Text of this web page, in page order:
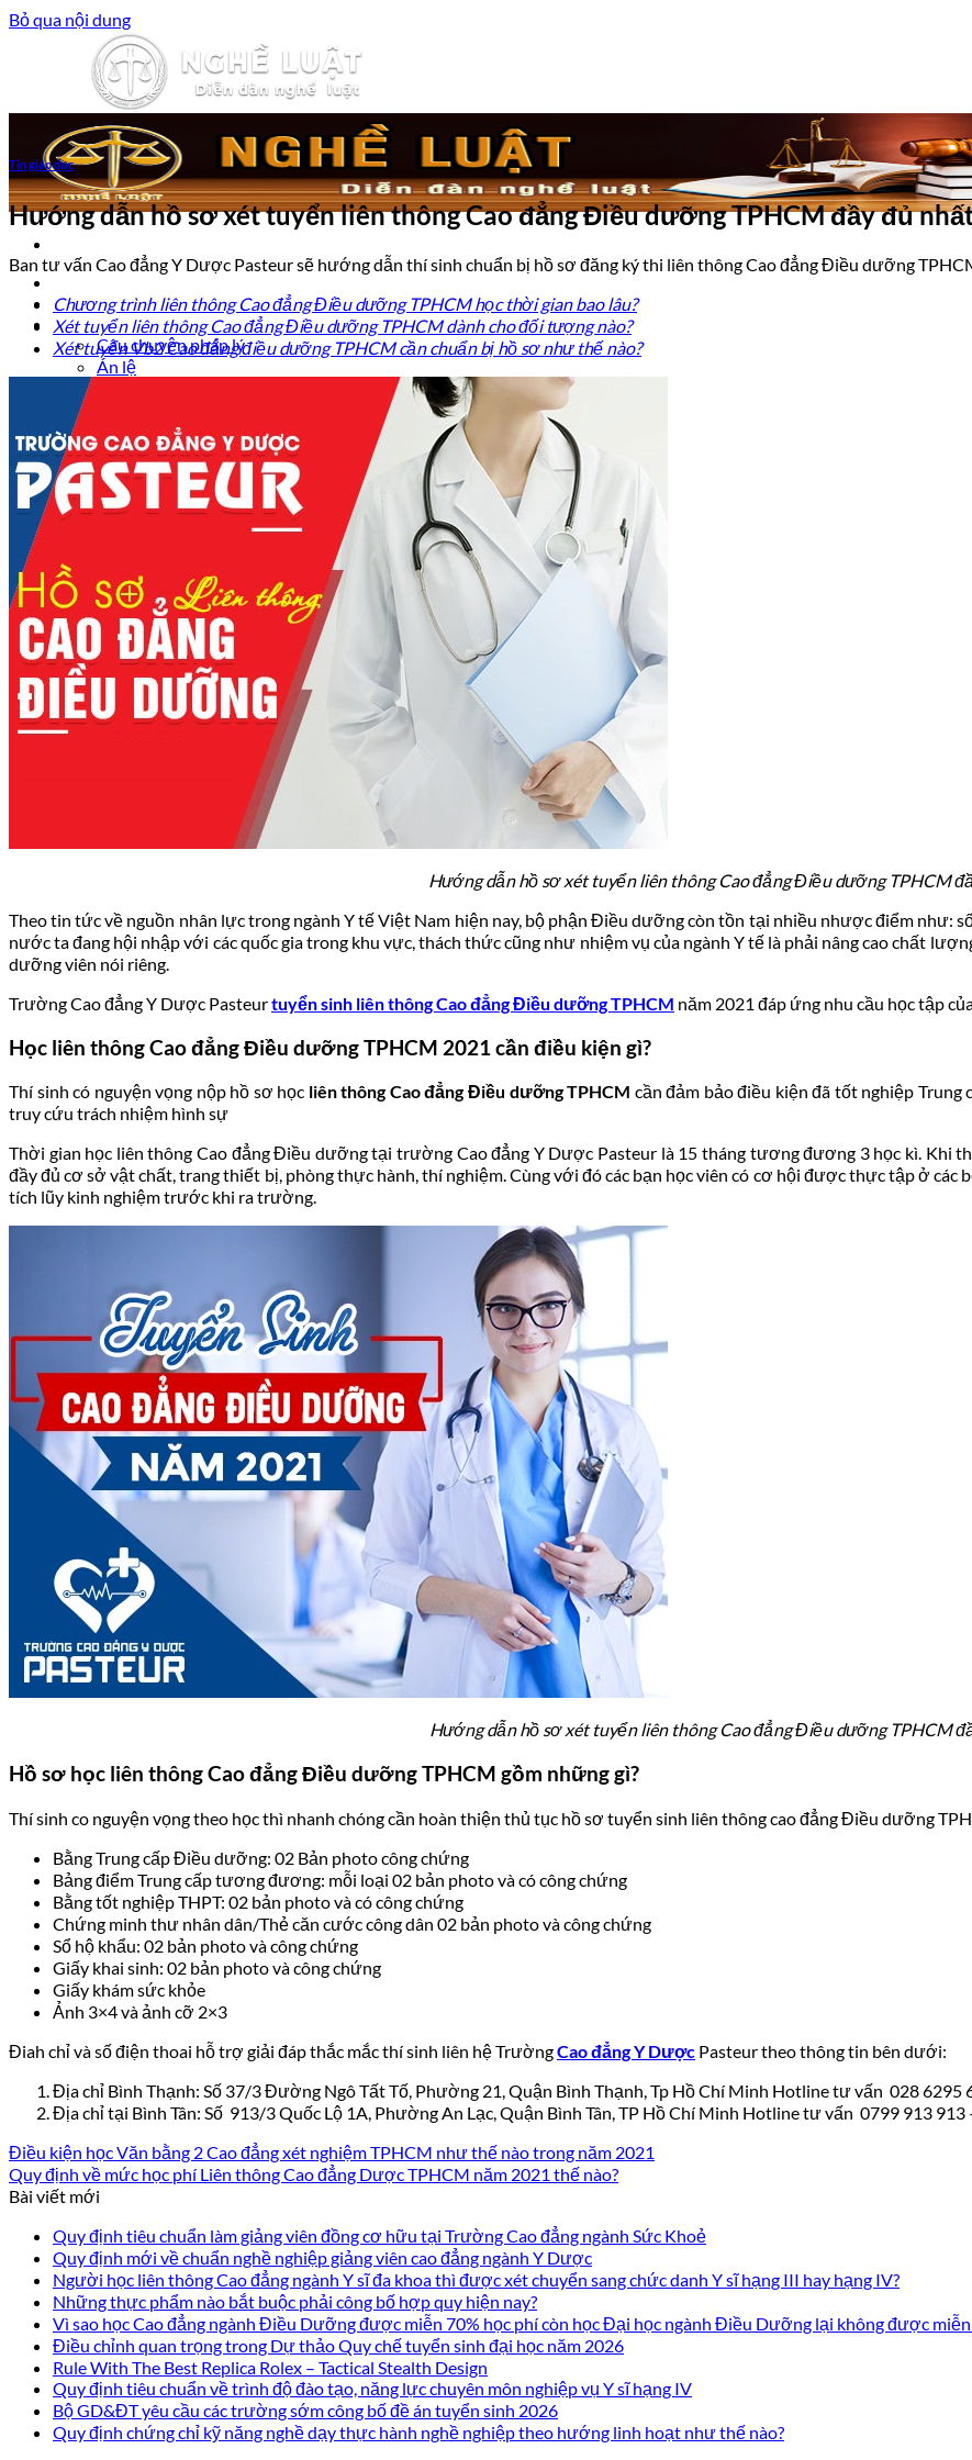
Bỏ qua nội dung
Luật sư tư vấn
Vấn đề pháp lý
Câu chuyện pháp lý
Án lệ
Nghề Luật
Đào tạo Luật sư
Kiến thức Pháp Luật
Kinh nghiệm – Kỹ năng
Tin tức pháp luật
Tin giáo dục
Hướng dẫn hồ sơ xét tuyển liên thông Cao đẳng Điều dưỡng TPHCM đầy đủ
Ban tư vấn Cao đẳng Y Dược Pasteur sẽ hướng dẫn thí sinh chuẩn bị hồ sơ đăng ký thi liên thông Cao đẳng Điều dưỡng
Chương trình liên thông Cao đẳng Điều dưỡng TPHCM học thời gian bao lâu?
Xét tuyển liên thông Cao đẳng Điều dưỡng TPHCM dành cho đối tượng nào?
Xét tuyển Vb2 Cao đẳng điều dưỡng TPHCM cần chuẩn bị hồ sơ như thế nào?
Hướng dẫn hồ sơ xét tuyển liên thông Cao đẳng Điều dưỡng TPHCM
Theo tin tức về nguồn nhân lực trong ngành Y tế Việt Nam hiện nay, bộ phận Điều dưỡng còn tồn tại nhiều nhược điểm như:
nước ta đang hội nhập với các quốc gia trong khu vực, thách thức cũng như nhiệm vụ của ngành Y tế là phải nâng cao chất
dưỡng viên nói riêng.
Trường Cao đẳng Y Dược Pasteurtuyển sinh liên thông Cao đẳng Điều dưỡng TPHCM năm 2021 đáp ứng nhu cầu học tập
Học liên thông Cao đẳng Điều dưỡng TPHCM 2021 cần điều kiện gì?
Thí sinh có nguyện vọng nộp hồ sơ học liên thông Cao đẳng Điều dưỡng TPHCM cần đảm bảo điều kiện đã tốt nghiệp
truy cứu trách nhiệm hình sự
Thời gian học liên thông Cao đẳng Điều dưỡng tại trường Cao đẳng Y Dược Pasteur là 15 tháng tương đương 3 học kì. Khi
đầy đủ cơ sở vật chất, trang thiết bị, phòng thực hành, thí nghiệm. Cùng với đó các bạn học viên có cơ hội được thực tập ở các
tích lũy kinh nghiệm trước khi ra trường.
Hướng dẫn hồ sơ xét tuyển liên thông Cao đẳng Điều dưỡng TPHCM
Hồ sơ học liên thông Cao đẳng Điều dưỡng TPHCM gồm những gì?
Thí sinh co nguyện vọng theo học thì nhanh chóng cần hoàn thiện thủ tục hồ sơ tuyển sinh liên thông cao đẳng Điều dưỡng
Bằng Trung cấp Điều dưỡng: 02 Bản photo công chứng
Bảng điểm Trung cấp tương đương: mỗi loại 02 bản photo và có công chứng
Bằng tốt nghiệp THPT: 02 bản photo và có công chứng
Chứng minh thư nhân dân/Thẻ căn cước công dân 02 bản photo và công chứng
Sổ hộ khẩu: 02 bản photo và công chứng
Giấy khai sinh: 02 bản photo và công chứng
Giấy khám sức khỏe
Ảnh 3×4 và ảnh cỡ 2×3
Điah chỉ và số điện thoai hỗ trợ giải đáp thắc mắc thí sinh liên hệ TrườngCao đẳng Y Dược Pasteur theo thông tin bên dưới:
Địa chỉ Bình Thạnh: Số 37/3 Đường Ngô Tất Tố, Phường 21, Quận Bình Thạnh, Tp Hồ Chí Minh Hotline tư vấn 028 6295
Địa chỉ tại Bình Tân: Số 913/3 Quốc Lộ 1A, Phường An Lạc, Quận Bình Tân, TP Hồ Chí Minh Hotline tư vấn 0799 913 913
Điều kiện học Văn bằng 2 Cao đẳng xét nghiệm TPHCM như thế nào trong năm 2021
Quy định về mức học phí Liên thông Cao đẳng Dược TPHCM năm 2021 thế nào?
Bài viết mới
Quy định tiêu chuẩn làm giảng viên đồng cơ hữu tại Trường Cao đẳng ngành Sức Khoẻ
Quy định mới về chuẩn nghề nghiệp giảng viên cao đẳng ngành Y Dược
Người học liên thông Cao đẳng ngành Y sĩ đa khoa thì được xét chuyển sang chức danh Y sĩ hạng III hay hạng IV?
Những thực phẩm nào bắt buộc phải công bố hợp quy hiện nay?
Vì sao học Cao đẳng ngành Điều Dưỡng được miễn 70% học phí còn học Đại học ngành Điều Dưỡng lại không được miễn
Điều chỉnh quan trọng trong Dự thảo Quy chế tuyển sinh đại học năm 2026
Rule With The Best Replica Rolex – Tactical Stealth Design
Quy định tiêu chuẩn về trình độ đào tạo, năng lực chuyên môn nghiệp vụ Y sĩ hạng IV
Bộ GD&ĐT yêu cầu các trường sớm công bố đề án tuyển sinh 2026
Quy định chứng chỉ kỹ năng nghề dạy thực hành nghề nghiệp theo hướng linh hoạt như thế nào?